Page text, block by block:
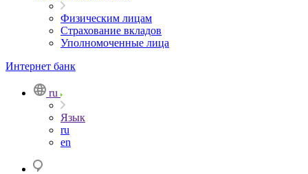
Физическим лицам
Страхование вкладов
Уполномоченные лица
Интернет банк
ru
Язык
ru
en